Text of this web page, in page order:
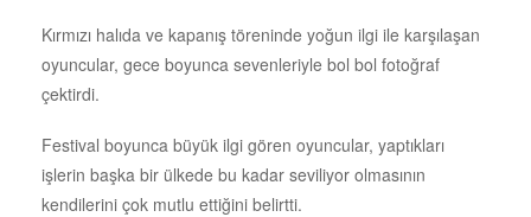
Kırmızı halıda ve kapanış töreninde yoğun ilgi ile karşılaşan
oyuncular, gece boyunca sevenleriyle bol bol fotoğraf
çektirdi.
Festival boyunca büyük ilgi gören oyuncular, yaptıkları
işlerin başka bir ülkede bu kadar seviliyor olmasının
kendilerini çok mutlu ettiğini belirtti.